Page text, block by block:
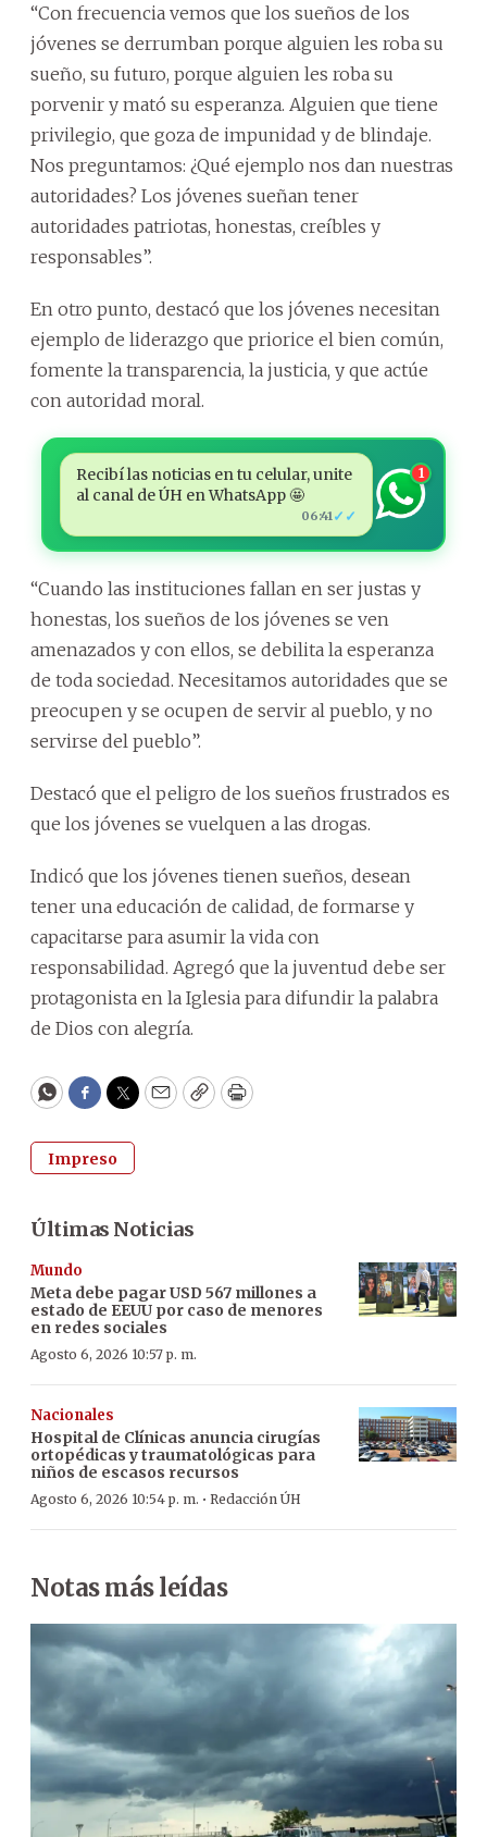
“Con frecuencia vemos que los sueños de los
jóvenes se derrumban porque alguien les roba su
sueño, su futuro, porque alguien les roba su
porvenir y mató su esperanza. Alguien que tiene
privilegio, que goza de impunidad y de blindaje.
Nos preguntamos: ¿Qué ejemplo nos dan nuestras
autoridades? Los jóvenes sueñan tener
autoridades patriotas, honestas, creíbles y
responsables”.
En otro punto, destacó que los jóvenes necesitan
ejemplo de liderazgo que priorice el bien común,
fomente la transparencia, la justicia, y que actúe
con autoridad moral.
Recibí las noticias en tu celular, unite
al canal de ÚH en WhatsApp 🤩
06:41 ✓✓
1
“Cuando las instituciones fallan en ser justas y
honestas, los sueños de los jóvenes se ven
amenazados y con ellos, se debilita la esperanza
de toda sociedad. Necesitamos autoridades que se
preocupen y se ocupen de servir al pueblo, y no
servirse del pueblo”.
Destacó que el peligro de los sueños frustrados es
que los jóvenes se vuelquen a las drogas.
Indicó que los jóvenes tienen sueños, desean
tener una educación de calidad, de formarse y
capacitarse para asumir la vida con
responsabilidad. Agregó que la juventud debe ser
protagonista en la Iglesia para difundir la palabra
de Dios con alegría.
WhatsApp
Facebook
Twitter
EmailCopyPrint
Impreso
Últimas Noticias
Mundo
Meta debe pagar USD 567 millones a
estado de EEUU por caso de menores
en redes sociales
Agosto 6, 2026 10:57 p. m.
Nacionales
Hospital de Clínicas anuncia cirugías
ortopédicas y traumatológicas para
niños de escasos recursos
Agosto 6, 2026 10:54 p. m. · Redacción ÚH
Notas más leídas